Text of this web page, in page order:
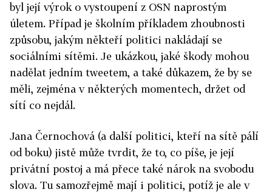
byl její výrok o vystoupení z OSN naprostým
úletem. Případ je školním příkladem zhoubnosti
způsobu, jakým někteří politici nakládají se
sociálními sítěmi. Je ukázkou, jaké škody mohou
nadělat jedním tweetem, a také důkazem, že by se
měli, zejména v některých momentech, držet od
sítí co nejdál.
Jana Černochová (a další politici, kteří na sítě pálí
od boku) jistě může tvrdit, že to, co píše, je její
privátní postoj a má přece také nárok na svobodu
slova. Tu samozřejmě mají i politici, potíž je ale v